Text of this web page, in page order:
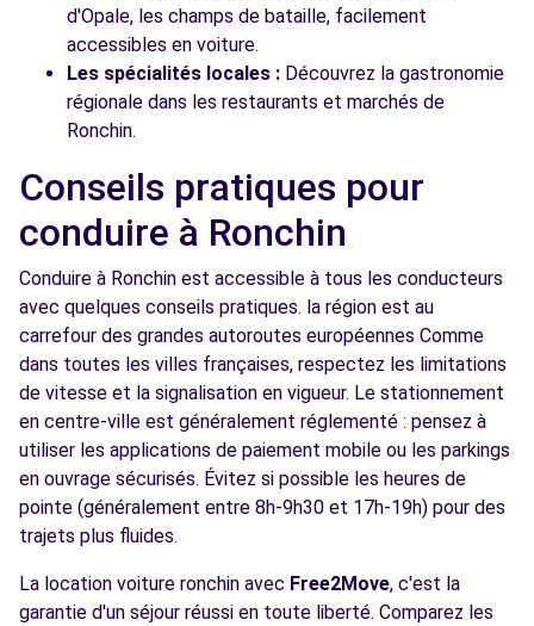
d'Opale, les champs de bataille, facilement
accessibles en voiture.
Les spécialités locales : Découvrez la gastronomie
régionale dans les restaurants et marchés de
Ronchin.
Conseils pratiques pour
conduire à Ronchin
Conduire à Ronchin est accessible à tous les conducteurs
avec quelques conseils pratiques. la région est au
carrefour des grandes autoroutes européennes Comme
dans toutes les villes françaises, respectez les limitations
de vitesse et la signalisation en vigueur. Le stationnement
en centre-ville est généralement réglementé : pensez à
utiliser les applications de paiement mobile ou les parkings
en ouvrage sécurisés. Évitez si possible les heures de
pointe (généralement entre 8h-9h30 et 17h-19h) pour des
trajets plus fluides.
La location voiture ronchin avec Free2Move, c'est la
garantie d'un séjour réussi en toute liberté. Comparez les